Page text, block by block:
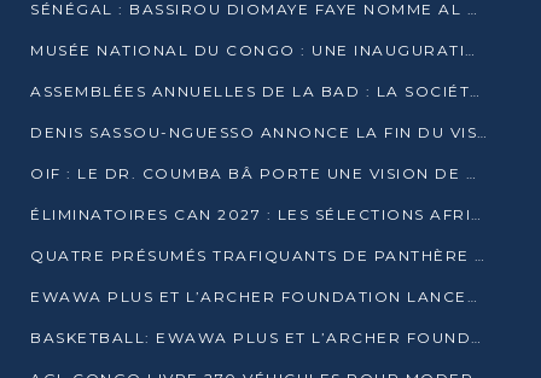
SÉNÉGAL : BASSIROU DIOMAYE FAYE NOMME AL AMINOU LÔ PREMIER MINISTRE
MUSÉE NATIONAL DU CONGO : UNE INAUGURATION PORTEUSE D’ESPOIR POUR LA CULTURE
ASSEMBLÉES ANNUELLES DE LA BAD : LA SOCIÉTÉ CIVILE CONGOLAISE À LA RECHERCHE DE PARTENAIRES POUR SES PROJETS
DENIS SASSOU-NGUESSO ANNONCE LA FIN DU VISA POUR LES AFRICAINS EN 2027
OIF : LE DR. COUMBA BÂ PORTE UNE VISION DE DIALOGUE, DE STABILITÉ ET DE RÉFORME À LA TÊTE
ÉLIMINATOIRES CAN 2027 : LES SÉLECTIONS AFRICAINES CONNAISSENT LEURS ADVERSAIRES
QUATRE PRÉSUMÉS TRAFIQUANTS DE PANTHÈRE ARRÊTÉS À EWO
EWAWA PLUS ET L’ARCHER FOUNDATION LANCENT UN CAMP DE BASKET POUR LES JEUNES À BRAZZAVILLE
BASKETBALL: EWAWA PLUS ET L’ARCHER FOUNDATION LANCENT UN CAMP POUR LES JEUNES